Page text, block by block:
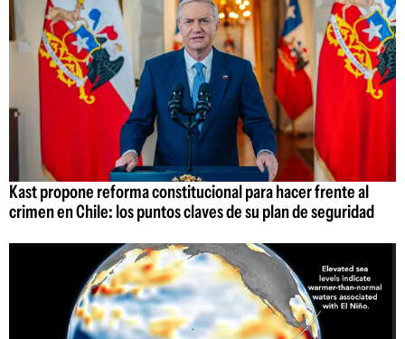
Kast propone reforma constitucional para hacer frente al
crimen en Chile: los puntos claves de su plan de seguridad